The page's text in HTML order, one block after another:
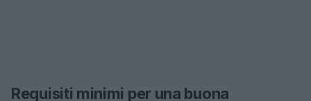
Requisiti minimi per una buona